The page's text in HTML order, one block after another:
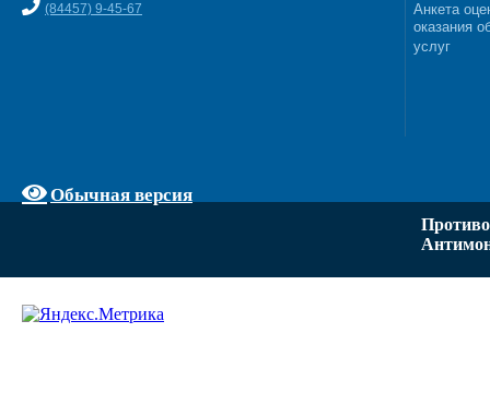
(84457) 9-45-67
Обычная версия
Анкета
оказания
услуг